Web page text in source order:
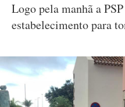
Logo pela manhã a
estabelecimento para